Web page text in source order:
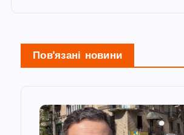
г
а
Пов'язані новини